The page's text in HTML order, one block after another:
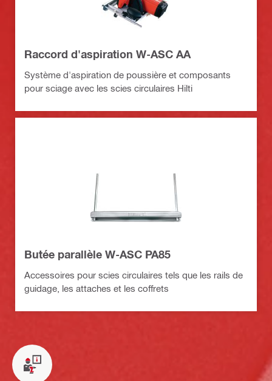
Raccord d'aspiration W-ASC AA
Système d'aspiration de poussière et composants
pour sciage avec les scies circulaires Hilti
Butée parallèle W-ASC PA85
Accessoires pour scies circulaires tels que les rails de
guidage, les attaches et les coffrets